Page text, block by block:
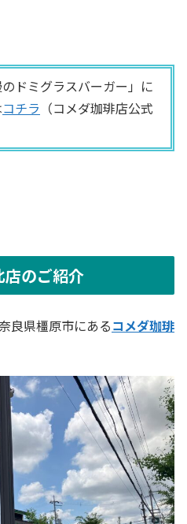
ドミグラスバーガー」に
コチラ （コメダ珈琲店公式
店のご紹介
良県橿原市にあるコメダ珈琲